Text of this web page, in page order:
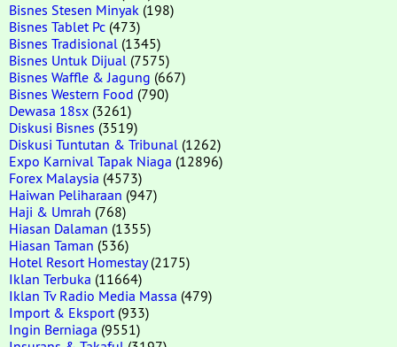
Bisnes Stesen Minyak (198)
Bisnes Tablet Pc (473)
Bisnes Tradisional (1345)
Bisnes Untuk Dijual (7575)
Bisnes Waffle & Jagung (667)
Bisnes Western Food (790)
Dewasa 18sx (3261)
Diskusi Bisnes (3519)
Diskusi Tuntutan & Tribunal (1262)
Expo Karnival Tapak Niaga (12896)
Forex Malaysia (4573)
Haiwan Peliharaan (947)
Haji & Umrah (768)
Hiasan Dalaman (1355)
Hiasan Taman (536)
Hotel Resort Homestay(2175)
Iklan Terbuka (11664)
Iklan Tv Radio Media Massa (479)
Import & Eksport (933)
Ingin Berniaga (9551)